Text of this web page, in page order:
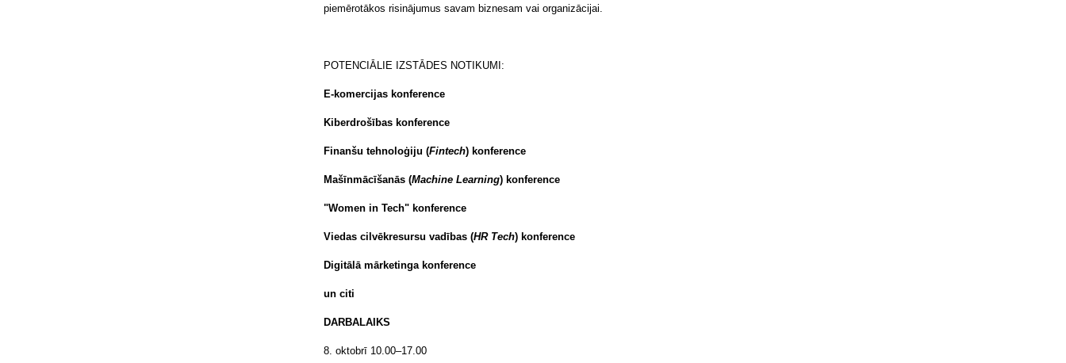
piemērotākos risinājumus savam biznesam vai organizācijai.
POTENCIĀLIE IZSTĀDES NOTIKUMI:
E-komercijas konference
Kiberdrošības konference
Finanšu tehnoloģiju (Fintech) konference
Mašīnmācīšanās (Machine Learning) konference
"Women in Tech" konference
Viedas cilvēkresursu vadības (HR Tech) konference
Digitālā mārketinga konference
un citi
DARBALAIKS
8. oktobrī 10.00–17.00